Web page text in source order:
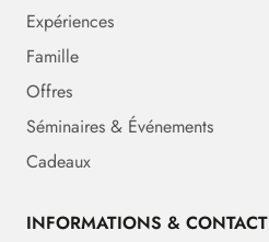
Expériences
Famille
Offres
Séminaires & Événements
Cadeaux
INFORMATIONS & CONTACT